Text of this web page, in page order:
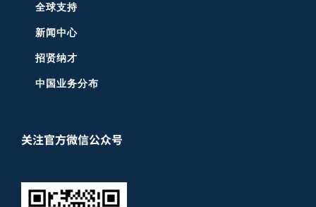
全球支持
新闻中心
招贤纳才
中国业务分布
关注官方微信公众号